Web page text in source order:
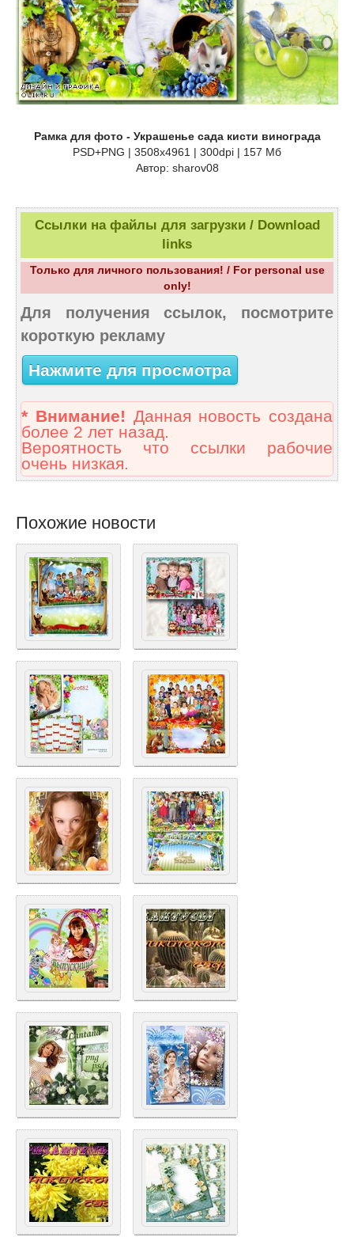
Рамка для фото - Украшенье сада кисти винограда
PSD+PNG | 3508x4961 | 300dpi | 157 Мб
Автор: sharov08
Ссылки на файлы для загрузки / Download
links
Только для личного пользования! / For personal use
only!
Для получения ссылок, посмотрите
короткую рекламу
Нажмите для просмотра
* Внимание! Данная новость создана
более 2 лет назад.
Вероятность что ссылки рабочие
очень низкая.
Похожие новости